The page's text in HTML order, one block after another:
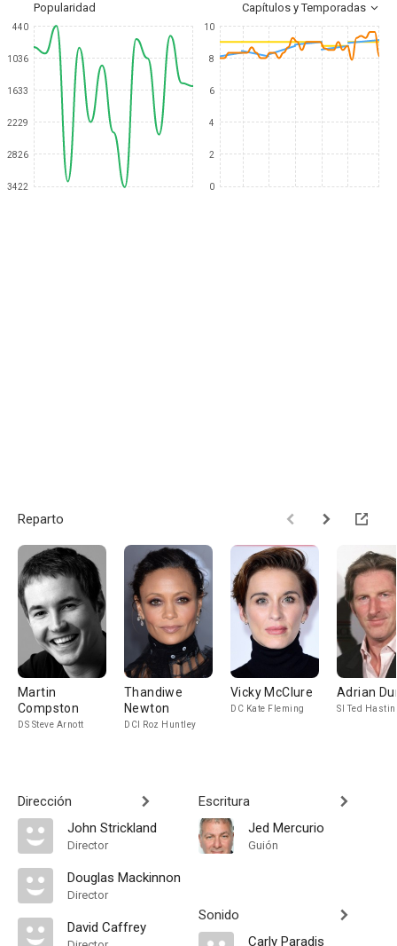
Popularidad Capítulos y Temporadas
440
1036
1633
2229
2826
3422
10
8
6
4
2
0
Reparto
Martin
Compston
DS Steve Arnott
Thandiwe
Newton
DCI Roz Huntley
Vicky McClure
DC Kate Fleming
Adrian
SI Ted
Dirección
John Strickland
Director
Douglas Mackinnon
Director
David Caffrey
Escritura
Jed Mercurio
Guión
Sonido
Carly Paradis